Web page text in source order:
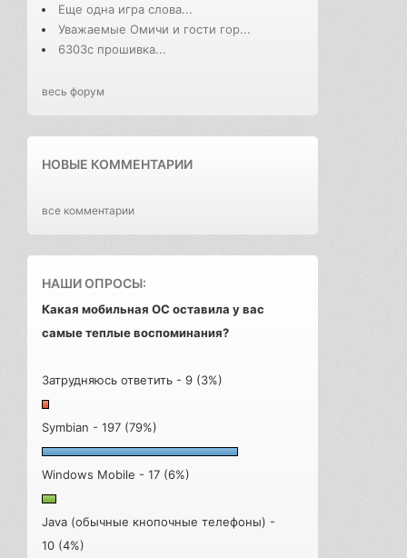
Еще одна игра слова...
Уважаемые Омичи и гости гор...
6303с прошивка...
весь форум
НОВЫЕ КОММЕНТАРИИ
все комментарии
НАШИ ОПРОСЫ:
Какая мобильная ОС оставила у вас
самые теплые воспоминания?
Затрудняюсь ответить - 9 (3%)
Symbian - 197 (79%)
Windows Mobile - 17 (6%)
Java (обычные кнопочные телефоны) -
10 (4%)